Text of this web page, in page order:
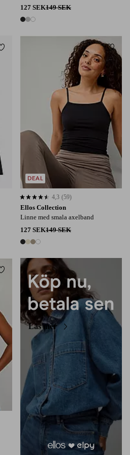
127 SEK149 SEK
3 färger
Lägg till i favoriter
Ellos Collection
Linne med smala axelband
127 SEK149 SEK
4 färger
4,3 baserat på 59 st betyg
4,3 (59)
DEAL
Lägg till i favoriter
Läs mer